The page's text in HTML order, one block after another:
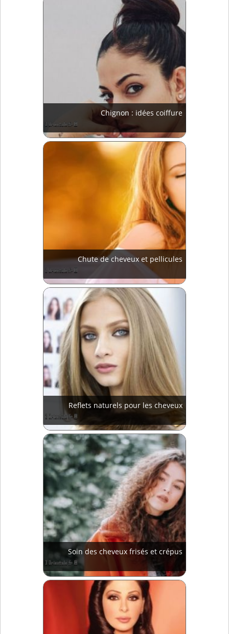
Chignon : idées coiffure
Chute de cheveux et pellicules
Reflets naturels pour les cheveux
Soin des cheveux frisés et crépus